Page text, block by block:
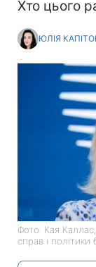
Хто цього
ЮЛІЯ
Фото: Кая
справ і